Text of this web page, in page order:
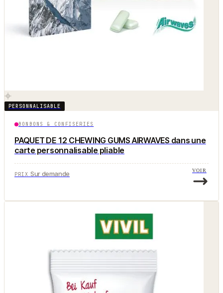
PERSONNALISABLE
BONBONS & CONFISERIES
PAQUET DE 12 CHEWING GUMS AIRWAVES dans une
carte personnalisable pliable
PRIX Sur demande VOIR